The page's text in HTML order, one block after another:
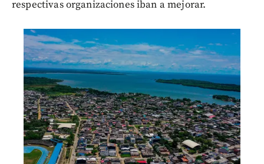
respectivas organizaciones iban a mejorar.